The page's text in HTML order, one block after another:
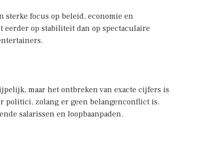
sterke focus op beleid, economie en
op stabiliteit dan op spectaculaire
maar het ontbreken van exacte cijfers is
politici, zolang er geen belangenconflict is.
salarissen en loopbaanpaden.